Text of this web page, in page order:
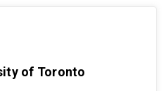
of Toronto